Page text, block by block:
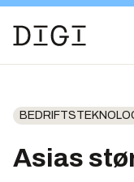
Asias